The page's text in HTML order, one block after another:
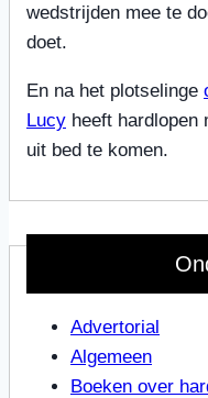
wedstrijden mee te
doet.
En na het plotselinge
Lucy heeft hardlopen
uit bed te komen.
Advertorial
Algemeen
Boeken over